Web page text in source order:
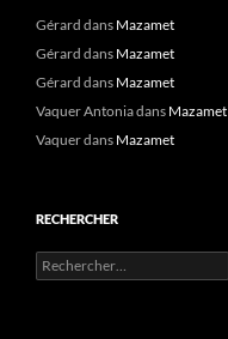
Gérard dans Mazamet
Gérard dans Mazamet
Gérard dans Mazamet
Vaquer Antoniadans Mazamet
Vaquerdans Mazamet
RECHERCHER
Rechercher :